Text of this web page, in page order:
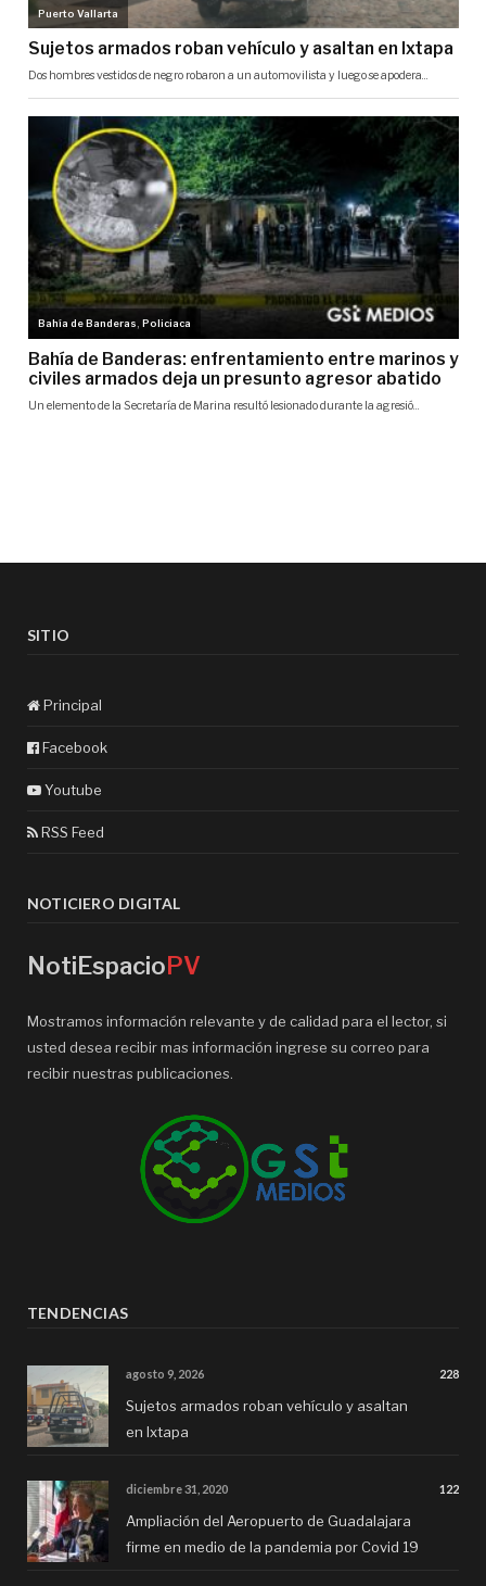
SITIO
Principal
Facebook
Youtube
RSS Feed
NOTICIERO DIGITAL
NotiEspacioPV
Mostramos información relevante y de calidad para el lector, si
usted desea recibir mas información ingrese su correo para
recibir nuestras publicaciones.
TENDENCIAS
agosto 9, 2026 228
Sujetos armados roban vehículo y asaltan
en Ixtapa
diciembre 31, 2020 122
Ampliación del Aeropuerto de Guadalajara
firme en medio de la pandemia por Covid 19